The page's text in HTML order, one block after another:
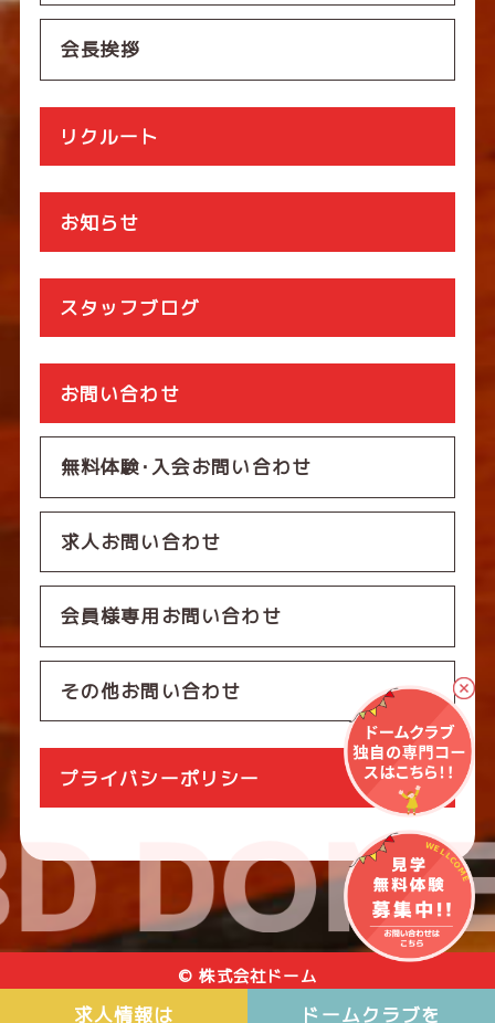
会長挨拶
リクルート
お知らせ
スタッフブログ
お問い合わせ
無料体験･入会お問い合わせ
求人お問い合わせ
会員様専用お問い合わせ
その他お問い合わせ
プライバシーポリシー
© 株式会社ドーム
求人情報は ドームクラブを